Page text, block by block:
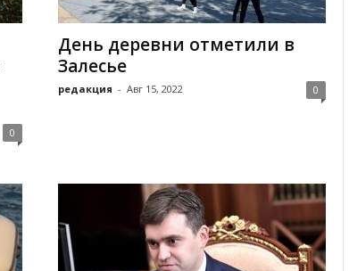
0
День деревни отметили в
Залесье
редакция - Авг 15, 2022 0